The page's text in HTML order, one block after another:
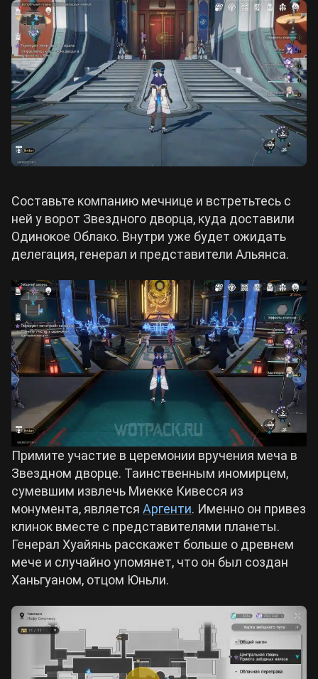
Составьте компанию мечнице и встретьтесь с
ней у ворот Звездного дворца, куда доставили
Одинокое Облако. Внутри уже будет ожидать
делегация, генерал и представители Альянса.
Примите участие в церемонии вручения меча в
Звездном дворце. Таинственным иномирцем,
сумевшим извлечь Миекке Кивесся из
монумента, является Аргенти. Именно он привез
клинок вместе с представителями планеты.
Генерал Хуайянь расскажет больше о древнем
мече и случайно упомянет, что он был создан
Ханьгуаном, отцом Юньли.